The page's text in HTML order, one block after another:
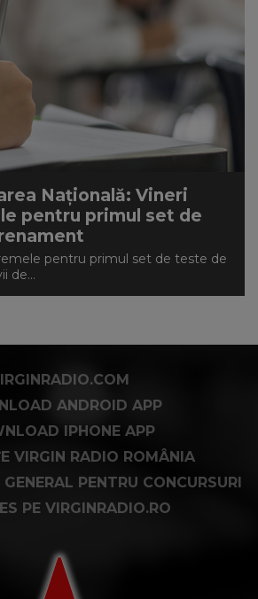
Națională: Vineri
pentru primul set de
pentru primul set de teste de
de...
ANDROID APP
IPHONE APP
VIRGIN RADIO ROMÂNIA
PENTRU CONCURSURI
PE VIRGINRADIO.RO